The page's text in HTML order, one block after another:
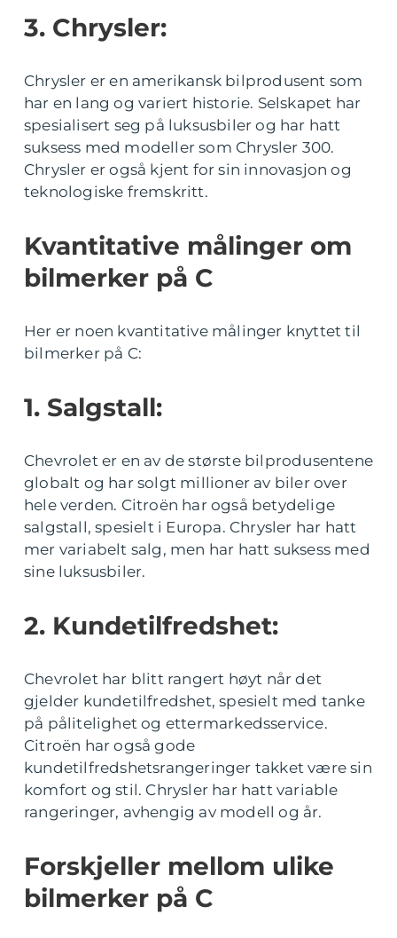
3. Chrysler:
Chrysler er en amerikansk bilprodusent som
har en lang og variert historie. Selskapet har
spesialisert seg på luksusbiler og har hatt
suksess med modeller som Chrysler 300.
Chrysler er også kjent for sin innovasjon og
teknologiske fremskritt.
Kvantitative målinger om
bilmerker på C
Her er noen kvantitative målinger knyttet til
bilmerker på C:
1. Salgstall:
Chevrolet er en av de største bilprodusentene
globalt og har solgt millioner av biler over
hele verden. Citroën har også betydelige
salgstall, spesielt i Europa. Chrysler har hatt
mer variabelt salg, men har hatt suksess med
sine luksusbiler.
2. Kundetilfredshet:
Chevrolet har blitt rangert høyt når det
gjelder kundetilfredshet, spesielt med tanke
på pålitelighet og ettermarkedsservice.
Citroën har også gode
kundetilfredshetsrangeringer takket være sin
komfort og stil. Chrysler har hatt variable
rangeringer, avhengig av modell og år.
Forskjeller mellom ulike
bilmerker på C